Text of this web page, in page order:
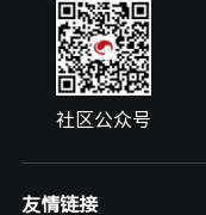
社区公众号
友情链接